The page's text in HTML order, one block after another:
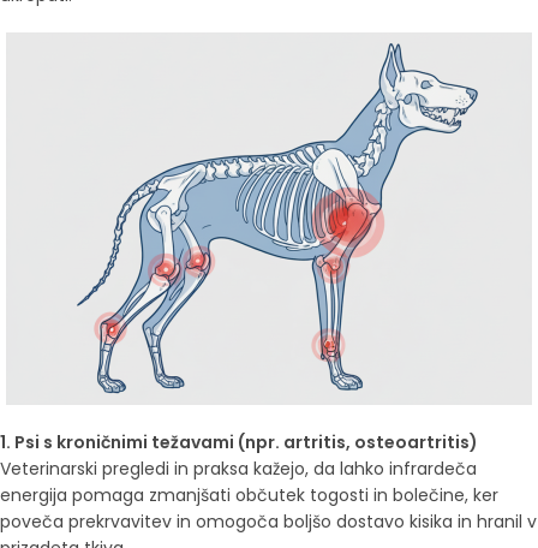
1. Psi s kroničnimi težavami (npr. artritis, osteoartritis)
Veterinarski pregledi in praksa kažejo, da lahko infrardeča
energija pomaga zmanjšati občutek togosti in bolečine, ker
poveča prekrvavitev in omogoča boljšo dostavo kisika in hranil v